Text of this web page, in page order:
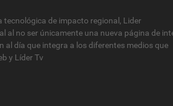
de impacto regional, Lider
al no ser únicamente una nueva página de
día que integra a los diferentes medios que
y Líder Tv